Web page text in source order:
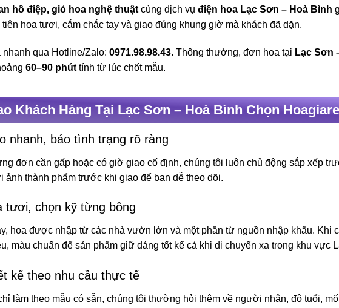
hồ điệp, giỏ hoa nghệ thuật cùng dịch vụ điện hoa Lạc Sơn – Hoà Bình
tiên hoa tươi, cắm chắc tay và giao đúng khung giờ mà khách đã dặn.
qua Hotline/Zalo: 0971.98.98.43. Thông thường, đơn hoa tại Lạc Sơn
60–90 phút tính từ lúc chốt mẫu.
Khách Hàng Tại Lạc Sơn – Hoà Bình Chọn
nhanh, báo tình trạng rõ ràng
đơn cần gấp hoặc có giờ giao cố định, chúng tôi luôn chủ động sắp xếp
ảnh thành phẩm trước khi giao để bạn dễ theo dõi.
tươi, chọn kỹ từng bông
hoa được nhập từ các nhà vườn lớn và một phần từ nguồn nhập khẩu. Khi
màu chuẩn để sản phẩm giữ dáng tốt kể cả khi di chuyển xa trong khu vực
kế theo nhu cầu thực tế
làm theo mẫu có sẵn, chúng tôi thường hỏi thêm về người nhận, độ tuổi,